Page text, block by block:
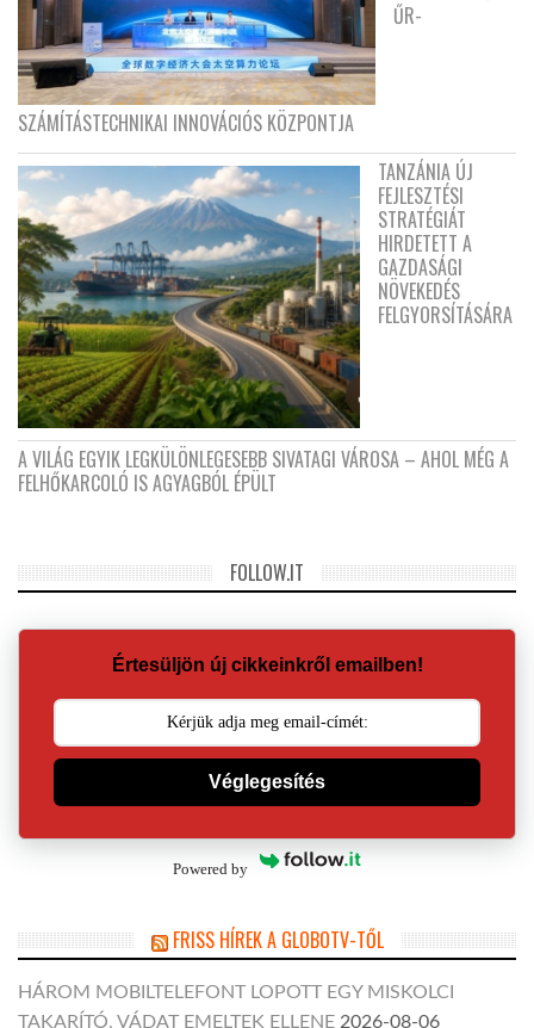
ŰR-
SZÁMÍTÁSTECHNIKAI INNOVÁCIÓS KÖZPONTJA
TANZÁNIA ÚJ
FEJLESZTÉSI
STRATÉGIÁT
HIRDETETT A
GAZDASÁGI
NÖVEKEDÉS
FELGYORSÍTÁSÁRA
A VILÁG EGYIK LEGKÜLÖNLEGESEBB SIVATAGI VÁROSA – AHOL MÉG A
FELHŐKARCOLÓ IS AGYAGBÓL ÉPÜLT
FOLLOW.IT
Értesüljön új cikkeinkről emailben!
Véglegesítés
Powered by
FRISS HÍREK A GLOBOTV-TŐL
HÁROM MOBILTELEFONT LOPOTT EGY MISKOLCI
TAKARÍTÓ, VÁDAT EMELTEK ELLENE 2026-08-06